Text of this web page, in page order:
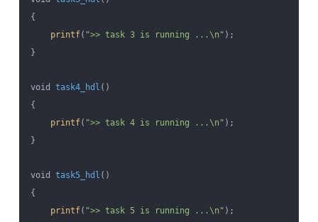
{
printf( ">> task 3 is running ...\n" );
}
void task4_hdl ()
{
printf( ">> task 4 is running ...\n" );
}
void task5_hdl ()
{
printf( ">> task 5 is running ...\n" );